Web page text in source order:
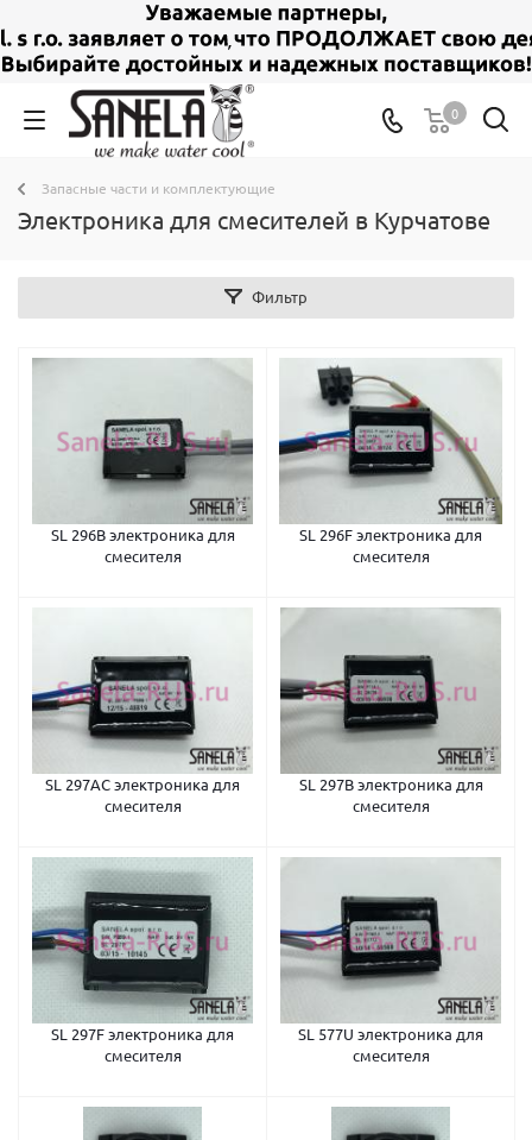
0
Запасные части и комплектующие
Электроника для смесителей в Курчатове
Фильтр
SL 296B электроника для
смесителя
SL 296F электроника для
смесителя
SL 297AC электроника для
смесителя
SL 297B электроника для
смесителя
SL 297F электроника для
смесителя
SL 577U электроника для
смесителя